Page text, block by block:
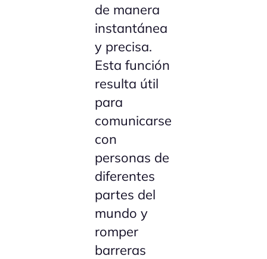
de manera
instantánea
y precisa.
Esta función
resulta útil
para
comunicarse
con
personas de
diferentes
partes del
mundo y
romper
barreras